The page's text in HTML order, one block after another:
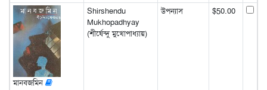
মানবজমিন
Shirshendu
Mukhopadhyay
(শীর্ষেন্দু মুখোপাধ্যায়)
উপন্যাস $50.00